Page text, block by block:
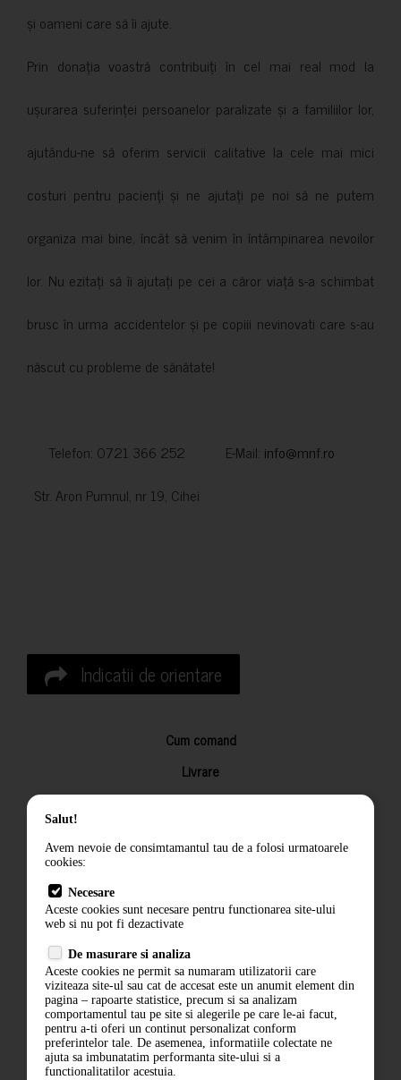
și oameni care să îi ajute.
Prin donația voastră contribuiți în cel mai real mod la
ușurarea suferinței persoanelor paralizate și a familiilor lor,
ajutându-ne să oferim servicii calitative la cele mai mici
costuri pentru pacienți și ne ajutați pe noi să ne putem
organiza mai bine, încât să venim în întâmpinarea nevoilor
lor. Nu ezitați să îi ajutați pe cei a căror viață s-a schimbat
brusc în urma accidentelor și pe copiii nevinovati care s-au
născut cu probleme de sănătate!
Telefon: 0721 366 252 E-Mail: info@mnf.ro
Str. Aron Pumnul, nr 19, Cihei
Indicatii de orientare
Cum comand
Livrare
Returnarea produselor
Termeni si conditii
Politica de confidentialitate
ANPC
Salut!
Avem nevoie de consimtamantul tau de a folosi urmatoarele
cookies:
Necesare
Aceste cookies sunt necesare pentru functionarea site-ului
web si nu pot fi dezactivate
De masurare si analiza
Aceste cookies ne permit sa numaram utilizatorii care
viziteaza site-ul sau cat de accesat este un anumit element din
pagina – rapoarte statistice, precum si sa analizam
comportamentul tau pe site si alegerile pe care le-ai facut,
pentru a-ti oferi un continut personalizat conform
preferintelor tale. De asemenea, informatiile colectate ne
ajuta sa imbunatatim performanta site-ului si a
functionalitatilor acestuia.